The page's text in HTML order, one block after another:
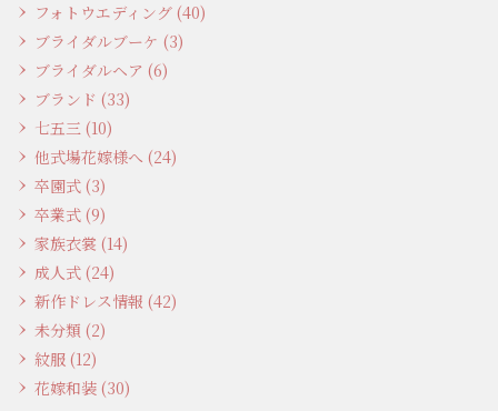
フォトウエディング (40)
ブライダルブーケ (3)
ブライダルヘア (6)
ブランド (33)
七五三 (10)
他式場花嫁様へ (24)
卒園式 (3)
卒業式 (9)
家族衣裳 (14)
成人式 (24)
新作ドレス情報 (42)
未分類 (2)
紋服 (12)
花嫁和装 (30)